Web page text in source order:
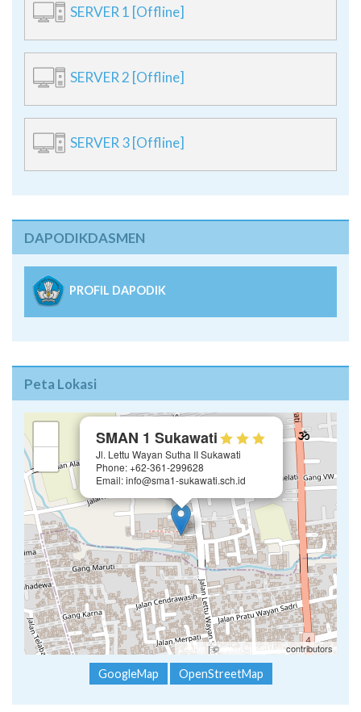
SERVER 1 [Offline]
SERVER 2 [Offline]
SERVER 3 [Offline]
DAPODIKDASMEN
PROFIL DAPODIK
Peta Lokasi
SMAN 1 Sukawati
Jl. Lettu Wayan Sutha II Sukawati
Phone: +62-361-299628
Email: info@sma1-sukawati.sch.id
Leaflet | ©OpenStreetMap contributors
GoogleMap OpenStreetMap